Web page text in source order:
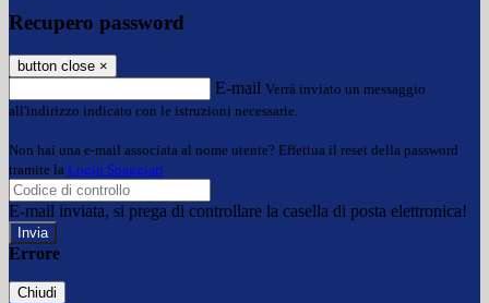
Recupero password
button close ×
E-mail Verrà inviato un messaggio
all'indirizzo indicato con le istruzioni necessarie.
Non hai una e-mail associata al nome utente? Effettua il reset della password
tramite la Login Spaggiari
E-mail inviata, si prega di controllare la casella di posta elettronica!
Errore
Chiudi